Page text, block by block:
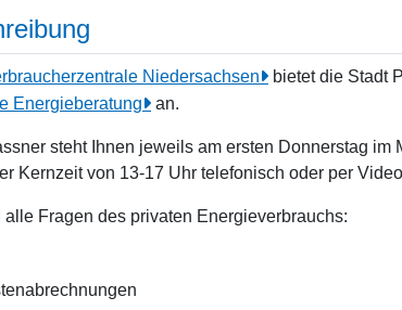
Niedersachsen
bietet die Stadt
Energieberatung an.
steht Ihnen jeweils am ersten Donnerstag im
Kernzeit von 13-17 Uhr telefonisch oder per
Fragen des privaten Energieverbrauchs: